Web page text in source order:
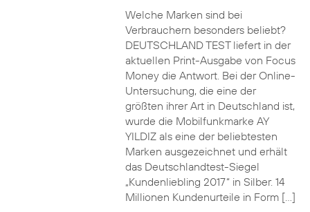
Welche Marken sind bei
Verbrauchern besonders beliebt?
DEUTSCHLAND TEST liefert in der
aktuellen Print-Ausgabe von Focus
Money die Antwort. Bei der Online-
Untersuchung, die eine der
größten ihrer Art in Deutschland ist,
wurde die Mobilfunkmarke AY
YILDIZ als eine der beliebtesten
Marken ausgezeichnet und erhält
das Deutschlandtest-Siegel
„Kundenliebling 2017“ in Silber. 14
Millionen Kundenurteile in Form […]